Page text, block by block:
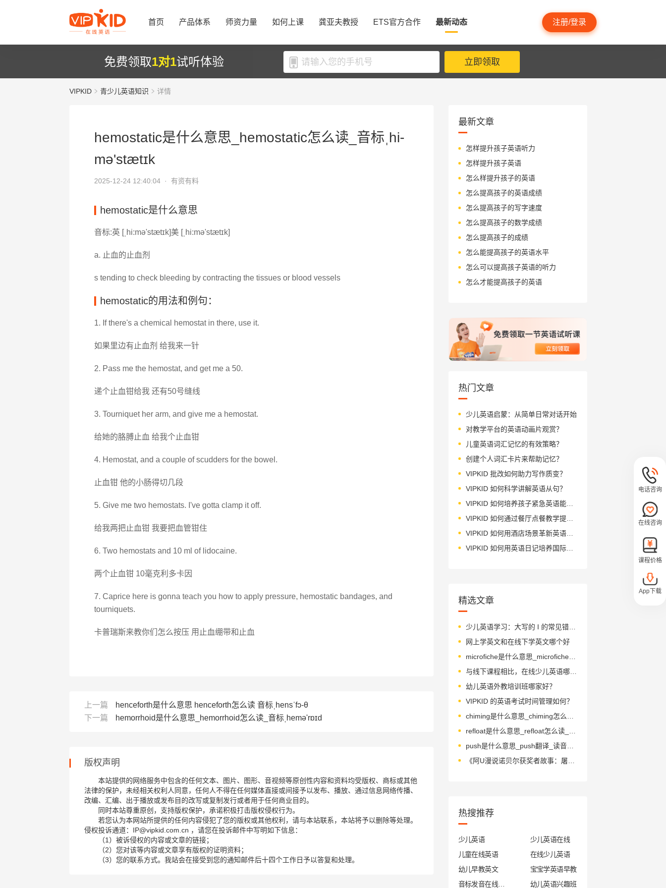
首页 产品体系 师资力量 如何上课 龚亚夫教授 ETS官方合作 最新动态 注册/登录
免费领取1对1试听体验 立即领取
VIPKID 青少儿英语知识 详情
hemostatic是什么意思_hemostatic怎么读_音标ˌhi-
mə'stætɪk
2025-12-24 12:40:04 · 有资有料
hemostatic是什么意思
音标:英 [ˌhi:mə'stætɪk]美 [ˌhi:mə'stætɪk]
a. 止血的止血剂
s tending to check bleeding by contracting the tissues or blood vessels
hemostatic的用法和例句：
1. If there's a chemical hemostat in there, use it.
如果里边有止血剂 给我来一针
2. Pass me the hemostat, and get me a 50.
递个止血钳给我 还有50号缝线
3. Tourniquet her arm, and give me a hemostat.
给她的胳膊止血 给我个止血钳
4. Hemostat, and a couple of scudders for the bowel.
止血钳 他的小肠得切几段
5. Give me two hemostats. I've gotta clamp it off.
给我两把止血钳 我要把血管钳住
6. Two hemostats and 10 ml of lidocaine.
两个止血钳 10毫克利多卡因
7. Caprice here is gonna teach you how to apply pressure, hemostatic bandages, and
tourniquets.
卡普瑞斯来教你们怎么按压 用止血绷带和止血
上一篇
henceforth是什么意思 henceforth怎么读 音标ˌhensˈfɔ-θ
下一篇
hemorrhoid是什么意思_hemorrhoid怎么读_音标ˌhemə'rɒɪd
版权声明
本站提供的网络服务中包含的任何文本、图片、图形、音视频等原创性内容和资料均受版权、商标或其他
法律的保护，未经相关权利人同意，任何人不得在任何媒体直接或间接予以发布、播放、通过信息网络传播、
改编、汇编、出于播放或发布目的改写或复制发行或者用于任何商业目的。
同时本站尊重原创，支持版权保护，承诺积极打击版权侵权行为。
若您认为本网站所提供的任何内容侵犯了您的版权或其他权利，请与本站联系，本站将予以删除等处理。
侵权投诉通道：IP@vipkid.com.cn ，请您在投诉邮件中写明如下信息：
（1）被诉侵权的内容或文章的链接；
（2）您对该等内容或文章享有版权的证明资料；
（3）您的联系方式。我站会在接受到您的通知邮件后十四个工作日予以答复和处理。
最新文章
怎样提升孩子英语听力
怎样提升孩子英语
怎么样提升孩子的英语
怎么提高孩子的英语成绩
怎么提高孩子的写字速度
怎么提高孩子的数学成绩
怎么提高孩子的成绩
怎么能提高孩子的英语水平
怎么可以提高孩子英语的听力
怎么才能提高孩子的英语
热门文章
少儿英语启蒙：从简单日常对话开始
对教学平台的英语动画片观赏？
儿童英语词汇记忆的有效策略？
创建个人词汇卡片来帮助记忆？
VIPKID 批改如何助力写作质变？
VIPKID 如何科学讲解英语从句？
VIPKID 如何培养孩子紧急英语能力？
VIPKID 如何通过餐厅点餐教学提升少儿英语应用能力？
VIPKID 如何用酒店场景革新英语教学？
VIPKID 如何用英语日记培养国际化人才？
精选文章
少儿英语学习：大写的 I 的常见错误与纠正方法
网上学英文和在线下学英文哪个好
microfiche是什么意思_microfiche怎么读_音标'maikrәufi-ʃ
与线下课程相比，在线少儿英语哪里好
幼儿英语外教培训班哪家好？
VIPKID 的英语考试时间管理如何？
push是什么意思_push翻译_读音_用法_翻译
热搜推荐
少儿英语
少儿英语在线
儿童在线英语
在线少儿英语
幼儿早教英文
宝宝学英语早教
幼儿英语兴趣班
电话咨询
在线咨询
课程价格
App下载